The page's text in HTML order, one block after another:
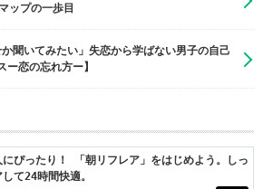
ップの一歩目
いてみたい」失恋から学ばない男子の自己
恋の忘れ方ー】
ぴったり！ 「朝リフレア」をはじめよう。しっ
て24時間快適。